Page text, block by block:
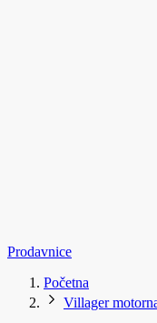
Prodavnice
Početna
Villager